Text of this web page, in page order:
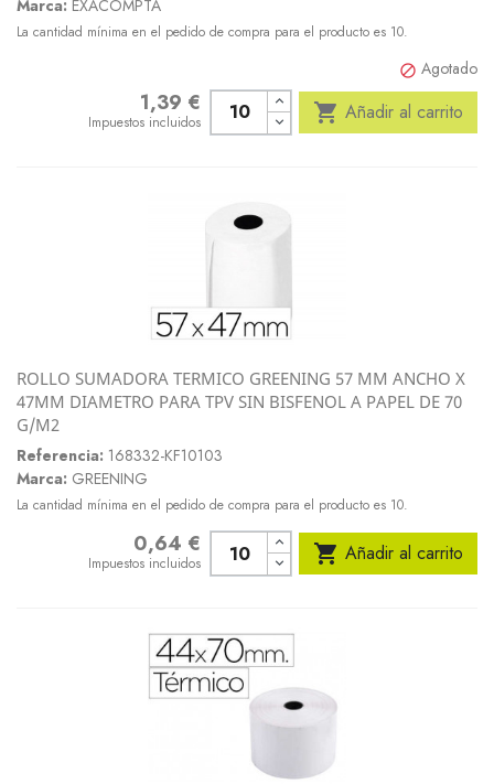
Marca: EXACOMPTA
La cantidad mínima en el pedido de compra para el producto es 10.
 Agotado
1,39 €
Impuestos incluidos  Añadir al carrito
ROLLO SUMADORA TERMICO GREENING 57 MM ANCHO X
47MM DIAMETRO PARA TPV SIN BISFENOL A PAPEL DE 70
G/M2
Referencia: 168332-KF10103
Marca: GREENING
La cantidad mínima en el pedido de compra para el producto es 10.
0,64 €
Impuestos incluidos  Añadir al carrito